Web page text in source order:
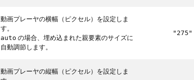
動画プレーヤの横幅（ピクセル）を設定しま
す。
auto の場合、埋め込まれた親要素のサイズに
自動調節します。
"275"
動画プレーヤの縦幅（ピクセル）を設定しま